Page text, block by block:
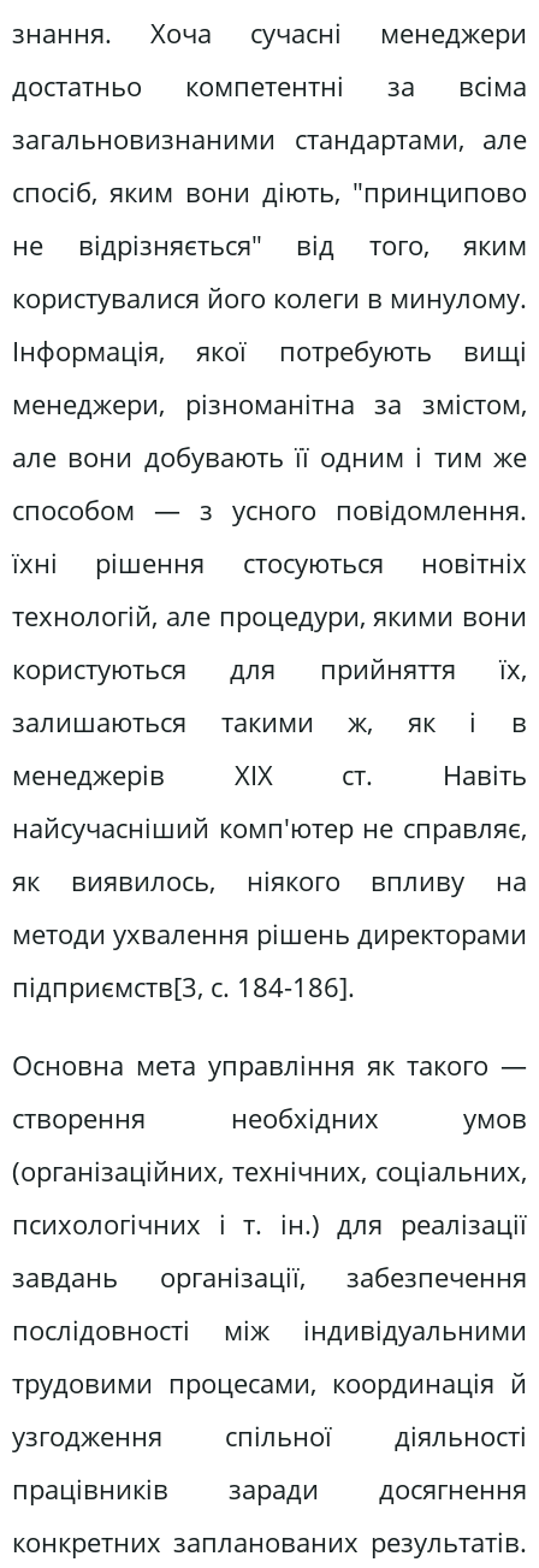
знання. Хоча сучасні менеджери
достатньо компетентні за всіма
загальновизнаними стандартами, але
спосіб, яким вони діють, "принципово
не відрізняється" від того, яким
користувалися його колеги в минулому.
Інформація, якої потребують вищі
менеджери, різноманітна за змістом,
але вони добувають її одним і тим же
способом — з усного повідомлення.
їхні рішення стосуються новітніх
технологій, але процедури, якими вони
користуються для прийняття їх,
залишаються такими ж, як і в
менеджерів XIX ст. Навіть
найсучасніший комп'ютер не справляє,
як виявилось, ніякого впливу на
методи ухвалення рішень директорами
підприємств[3, c. 184-186].
Основна мета управління як такого —
створення необхідних умов
(організаційних, технічних, соціальних,
психологічних і т. ін.) для реалізації
завдань організації, забезпечення
послідовності між індивідуальними
трудовими процесами, координація й
узгодження спільної діяльності
працівників заради досягнення
конкретних запланованих результатів.